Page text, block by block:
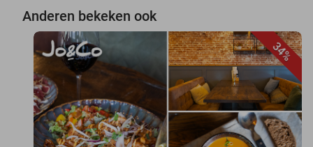
Anderen bekeken ook
34%